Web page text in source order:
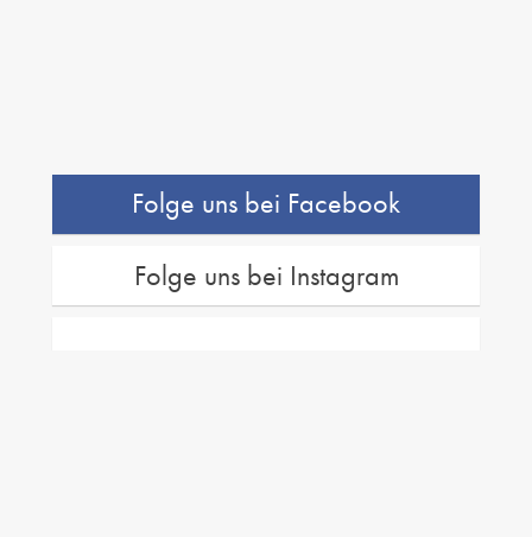
Folge uns bei Facebook
Folge uns bei Instagram